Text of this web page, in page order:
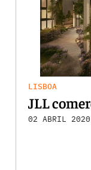
LISBOA
JLL
02 ABRIL 2020